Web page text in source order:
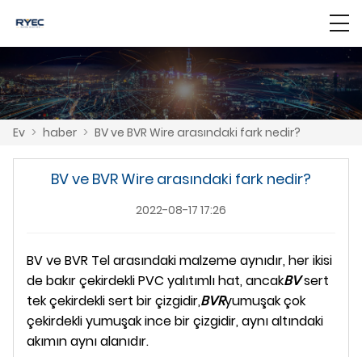
Ev > haber > BV ve BVR Wire arasındaki fark nedir?
BV ve BVR Wire arasındaki fark nedir?
2022-08-17 17:26
BV ve BVR Tel arasındaki malzeme aynıdır, her ikisi
de bakır çekirdekli PVC yalıtımlı hat, ancakBVsert
tek çekirdekli sert bir çizgidir,BVRyumuşak çok
çekirdekli yumuşak ince bir çizgidir, aynı altındaki
akımın aynı alanıdır.